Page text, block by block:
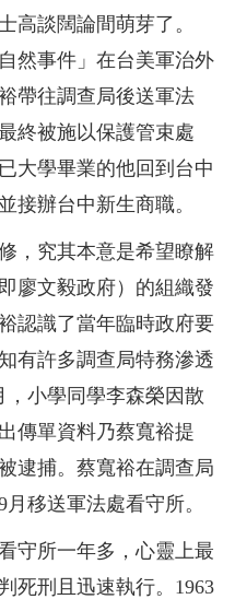
高談闊論間萌芽了。
然事件」在台美軍治外
帶往調查局後送軍法
終被施以保護管束處
大學畢業的他回到台中
接辦台中新生商職。
，究其本意是希望瞭解
廖文毅政府）的組織發
認識了當年臨時政府要
有許多調查局特務滲透
，小學同學李森榮因散
傳單資料乃蔡寬裕提
逮捕。蔡寬裕在調查局
移送軍法處看守所。
守所一年多，心靈上最
死刑且迅速執行。1963